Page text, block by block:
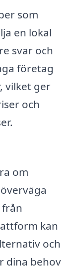
som
en lokal
svar och
företag
vilket ger
och
om
kan
och
dina behov